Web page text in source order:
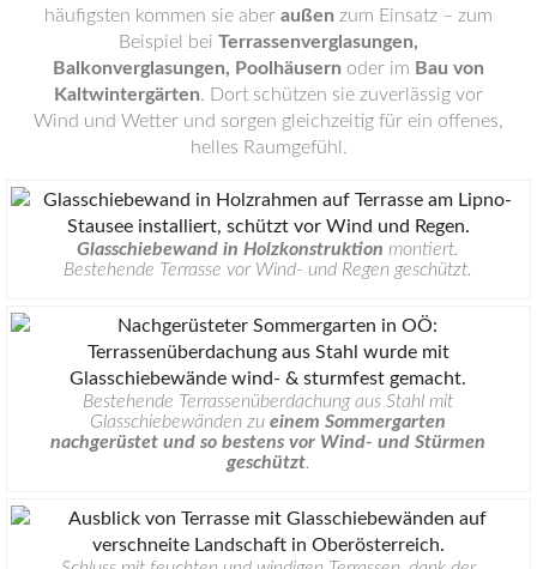
häufigsten kommen sie aber außen zum Einsatz – zum
Beispiel bei Terrassenverglasungen,
Balkonverglasungen, Poolhäusern oder im Bau von
Kaltwintergärten. Dort schützen sie zuverlässig vor
Wind und Wetter und sorgen gleichzeitig für ein offenes,
helles Raumgefühl.
Glasschiebewand in Holzkonstruktion montiert.
Bestehende Terrasse vor Wind- und Regen geschützt.
Bestehende Terrassenüberdachung aus Stahl mit
Glasschiebewänden zueinem Sommergarten
nachgerüstet und so bestens vor Wind- und Stürmen
geschützt.